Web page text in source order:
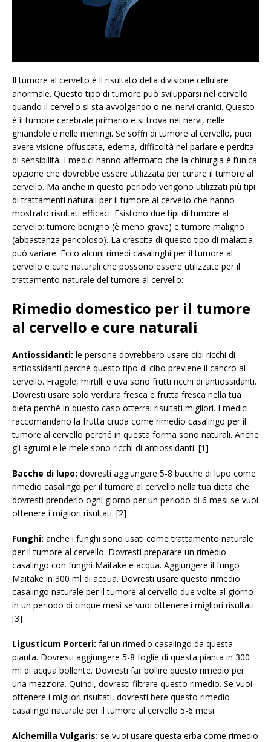
Il tumore al cervello è il risultato della divisione cellulare
anormale. Questo tipo di tumore può svilupparsi nel cervello
quando il cervello si sta avvolgendo o nei nervi cranici. Questo
è il tumore cerebrale primario e si trova nei nervi, nelle
ghiandole e nelle meningi. Se soffri di tumore al cervello, puoi
avere visione offuscata, edema, difficoltà nel parlare e perdita
di sensibilità. I medici hanno affermato che la chirurgia è l’unica
opzione che dovrebbe essere utilizzata per curare il tumore al
cervello. Ma anche in questo periodo vengono utilizzati più tipi
di trattamenti naturali per il tumore al cervello che hanno
mostrato risultati efficaci. Esistono due tipi di tumore al
cervello: tumore benigno (è meno grave) e tumore maligno
(abbastanza pericoloso). La crescita di questo tipo di malattia
può variare. Ecco alcuni rimedi casalinghi per il tumore al
cervello e cure naturali che possono essere utilizzate per il
trattamento naturale del tumore al cervello:
Rimedio domestico per il tumore
al cervello e cure naturali
Antiossidanti: le persone dovrebbero usare cibi ricchi di
antiossidanti perché questo tipo di cibo previene il cancro al
cervello. Fragole, mirtilli e uva sono frutti ricchi di antiossidanti.
Dovresti usare solo verdura fresca e frutta fresca nella tua
dieta perché in questo caso otterrai risultati migliori. I medici
raccomandano la frutta cruda come rimedio casalingo per il
tumore al cervello perché in questa forma sono naturali. Anche
gli agrumi e le mele sono ricchi di antiossidanti. [1]
Bacche di lupo: dovresti aggiungere 5-8 bacche di lupo come
rimedio casalingo per il tumore al cervello nella tua dieta che
dovresti prenderlo ogni giorno per un periodo di 6 mesi se vuoi
ottenere i migliori risultati. [2]
Funghi: anche i funghi sono usati come trattamento naturale
per il tumore al cervello. Dovresti preparare un rimedio
casalingo con funghi Maitake e acqua. Aggiungere il fungo
Maitake in 300 ml di acqua. Dovresti usare questo rimedio
casalingo naturale per il tumore al cervello due volte al giorno
in un periodo di cinque mesi se vuoi ottenere i migliori risultati.
[3]
Ligusticum Porteri: fai un rimedio casalingo da questa
pianta. Dovresti aggiungere 5-8 foglie di questa pianta in 300
ml di acqua bollente. Dovresti far bollire questo rimedio per
una mezz’ora. Quindi, dovresti filtrare questo rimedio. Se vuoi
ottenere i migliori risultati, dovresti bere questo rimedio
casalingo naturale per il tumore al cervello 5-6 mesi.
Alchemilla Vulgaris: se vuoi usare questa erba come rimedio